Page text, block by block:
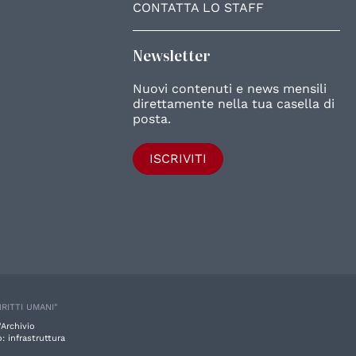
CONTATTA LO STAFF
Newsletter
Nuovi contenuti e news mensili
direttamente nella tua casella di
posta.
ISCRIVITI
UMANI"
infrastruttura